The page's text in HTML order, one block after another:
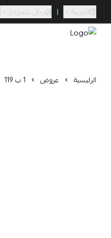
العربية | ريال سعودي
الرئيسية عروض 1 ب 119